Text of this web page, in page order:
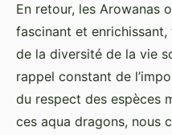
En retour, les Arowanas
fascinant et
de la diversité de la vie
rappel constant de
du respect des espèces
ces aqua dragons, nous